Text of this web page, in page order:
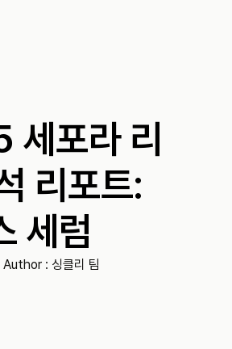
포라 리
리포트:
세럼
Author : 싱클리 팀